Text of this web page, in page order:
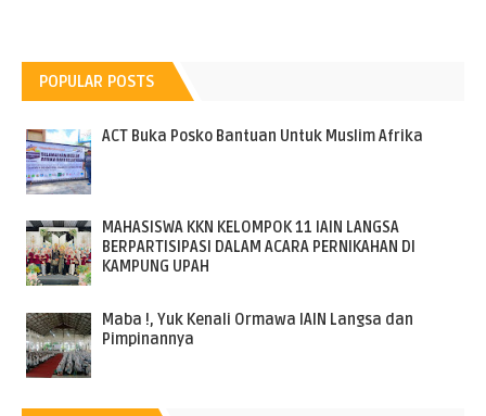
POPULAR POSTS
ACT Buka Posko Bantuan Untuk Muslim Afrika
MAHASISWA KKN KELOMPOK 11 IAIN LANGSA
BERPARTISIPASI DALAM ACARA PERNIKAHAN DI
KAMPUNG UPAH
Maba !, Yuk Kenali Ormawa IAIN Langsa dan
Pimpinannya